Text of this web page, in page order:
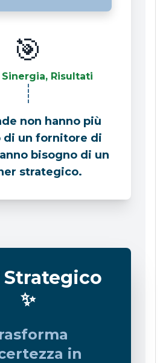
🎯
Sinergia, Risultati
non hanno più
di un fornitore di
bisogno di un
strategico.
✨
in